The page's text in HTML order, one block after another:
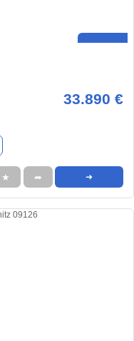
33.890 €
★ ➦ ➜